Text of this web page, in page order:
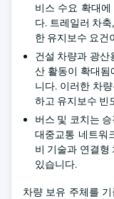
비스 수요 확대
다. 트레일러 차
한 유지보수 요건
건설 차량과 광산
산 활동이 확대됨
니다. 이러한 차
하고 유지보수 빈
버스 및 코치는
대중교통 네트워
비 기술과 연결형
있습니다.
차량 보유 주체를